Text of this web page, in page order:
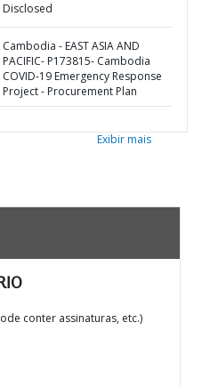
Disclosed
Cambodia - EAST ASIA AND
PACIFIC- P173815- Cambodia
COVID-19 Emergency Response
Project - Procurement Plan
Exibir mais
conter assinaturas, etc.)